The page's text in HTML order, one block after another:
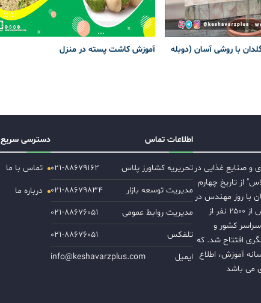
با روشی آسان (دوبله
آموزش کاشت پسته در منزل
و صنایع غذایی در
از تاریخ چهارم
۱۳۹۷ همزمان با روز مهندس در
برج میلاد با حضور بیش از ۲۵۰۰ نفر از
کشور و
افتتاح شد. که
آموزش، اطلاع
می باشد
اطلاعات تماس
تحریریه کشاورز پلاس
۰۲۱-۸۸۶۷۹۱۶۲
مدیریت توسعه بازار
۰۲۱-۸۸۶۷۹۸۳۴
مدیریت روابط عمومی
۰۲۱-۸۸۶۷۶۰۵۱
تلفکس
۰۲۱-۸۸۶۷۶۰۵۱
ایمیل
info@keshavarzplus.com
دسترسی سریع
تماس با ما
درباره ما